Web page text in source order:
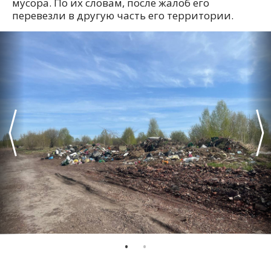
перевезли в другую часть его территории.